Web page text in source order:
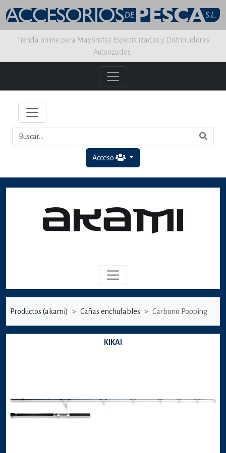
Tienda online para Mayoristas Especializados y Distribuidores
Autorizados.
Acceso
Productos (akami) Cañas enchufables Carbono Popping
KIKAI